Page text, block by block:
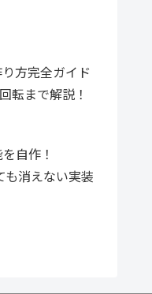
方完全ガイド
転まで解説！
自作！
消えない実装